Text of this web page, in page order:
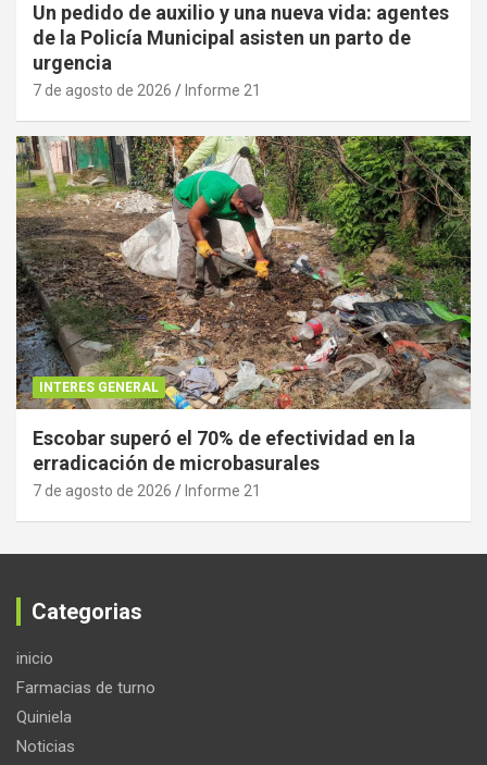
Un pedido de auxilio y una nueva vida: agentes
de la Policía Municipal asisten un parto de
urgencia
7 de agosto de 2026 Informe 21
INTERES GENERAL
Escobar superó el 70% de efectividad en la
erradicación de microbasurales
7 de agosto de 2026 Informe 21
Categorias
inicio
Farmacias de turno
Quiniela
Noticias